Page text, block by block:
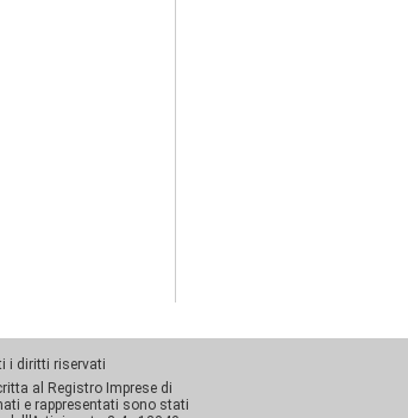
i diritti riservati
al Registro Imprese di
e rappresentati sono stati